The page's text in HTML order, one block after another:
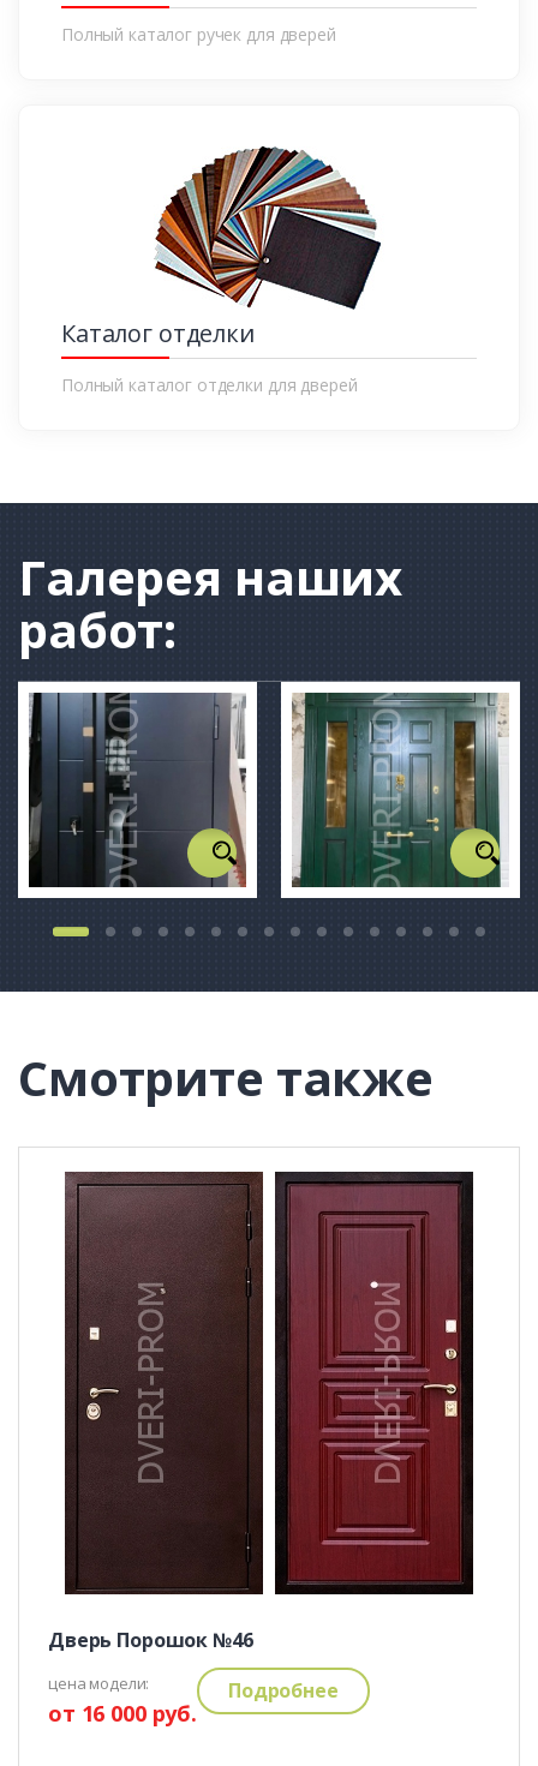
Полный каталог ручек для дверей
Каталог отделки
Полный каталог отделки для дверей
Галерея наших
работ:
Смотрите также
Дверь Порошок №46
цена модели:
от 16 000 руб.
Подробнее